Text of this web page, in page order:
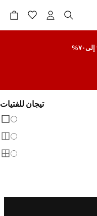
تيجان للفتيات